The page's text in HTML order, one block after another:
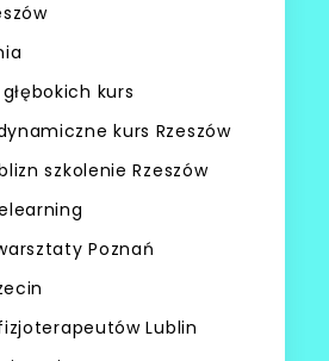
kurs
kurs Rzeszów
szkolenie Rzeszów
Poznań
Lublin